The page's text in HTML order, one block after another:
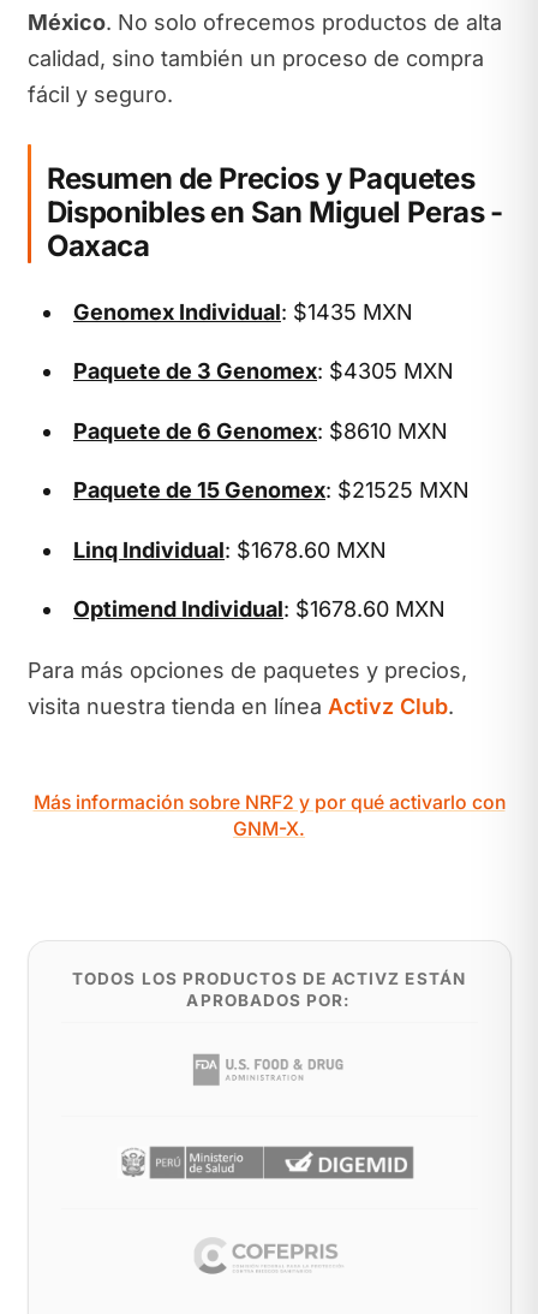
México. No solo ofrecemos productos de alta
calidad, sino también un proceso de compra
fácil y seguro.
Resumen de Precios y Paquetes
Disponibles en San Miguel Peras -
Oaxaca
Genomex Individual: $1435 MXN
Paquete de 3 Genomex: $4305 MXN
Paquete de 6 Genomex: $8610 MXN
Paquete de 15 Genomex: $21525 MXN
Linq Individual: $1678.60 MXN
Optimend Individual: $1678.60 MXN
Para más opciones de paquetes y precios,
visita nuestra tienda en línea Activz Club.
Más información sobre NRF2 y por qué activarlo con
GNM-X.
TODOS LOS PRODUCTOS DE ACTIVZ ESTÁN
APROBADOS POR: